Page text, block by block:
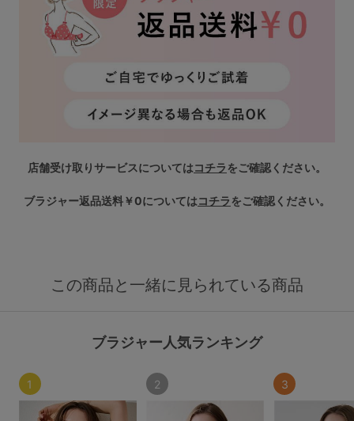
店舗受け取りサービスについてはコチラ をご確認ください。
ブラジャー返品送料￥0についてはコチラ をご確認ください。
この商品と一緒に見られている商品
ブラジャー人気ランキング
1 2 3